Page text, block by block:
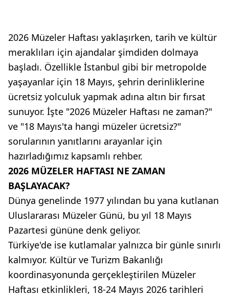
2026 Müzeler Haftası yaklaşırken, tarih ve kültür
meraklıları için ajandalar şimdiden dolmaya
başladı. Özellikle İstanbul gibi bir metropolde
yaşayanlar için 18 Mayıs, şehrin derinliklerine
ücretsiz yolculuk yapmak adına altın bir fırsat
sunuyor. İşte "2026 Müzeler Haftası ne zaman?"
ve "18 Mayıs'ta hangi müzeler ücretsiz?"
sorularının yanıtlarını arayanlar için
hazırladığımız kapsamlı rehber.
2026 MÜZELER HAFTASI NE ZAMAN
BAŞLAYACAK?
Dünya genelinde 1977 yılından bu yana kutlanan
Uluslararası Müzeler Günü, bu yıl 18 Mayıs
Pazartesi gününe denk geliyor.
Türkiye'de ise kutlamalar yalnızca bir günle sınırlı
kalmıyor. Kültür ve Turizm Bakanlığı
koordinasyonunda gerçekleştirilen Müzeler
Haftası etkinlikleri, 18-24 Mayıs 2026 tarihleri